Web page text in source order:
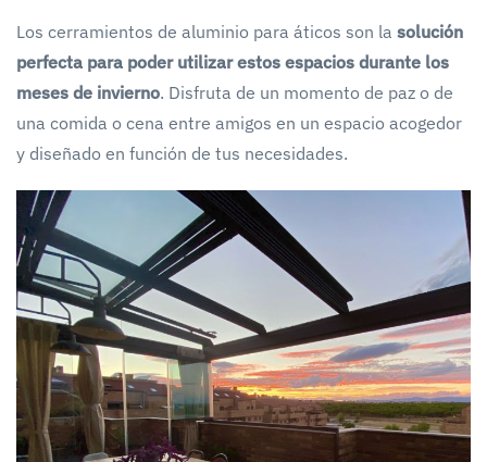
Los cerramientos de aluminio para áticos son la solución
perfecta para poder utilizar estos espacios durante los
meses de invierno. Disfruta de un momento de paz o de
una comida o cena entre amigos en un espacio acogedor
y diseñado en función de tus necesidades.